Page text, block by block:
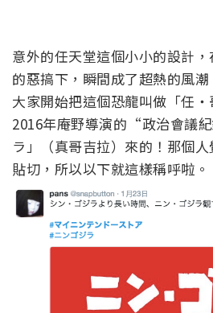
意外的任天堂這個小小的設計
的惡搞下，瞬間成了超熱的風潮
大家開始把這個恐龍叫做「任
2016年庵野導演的“政治會議
ラ」（真哥吉拉）來的！那個
貼切，所以以下就這樣稱呼啦。